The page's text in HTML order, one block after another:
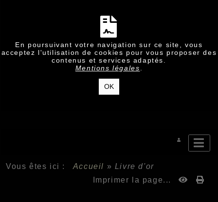
En poursuivant votre navigation sur ce site, vous
acceptez l'utilisation de cookies pour vous proposer des
contenus et services adaptés.
Mentions légales
OK
Vous êtes ici : Accueil » Livre d'or
Imprimer la page...